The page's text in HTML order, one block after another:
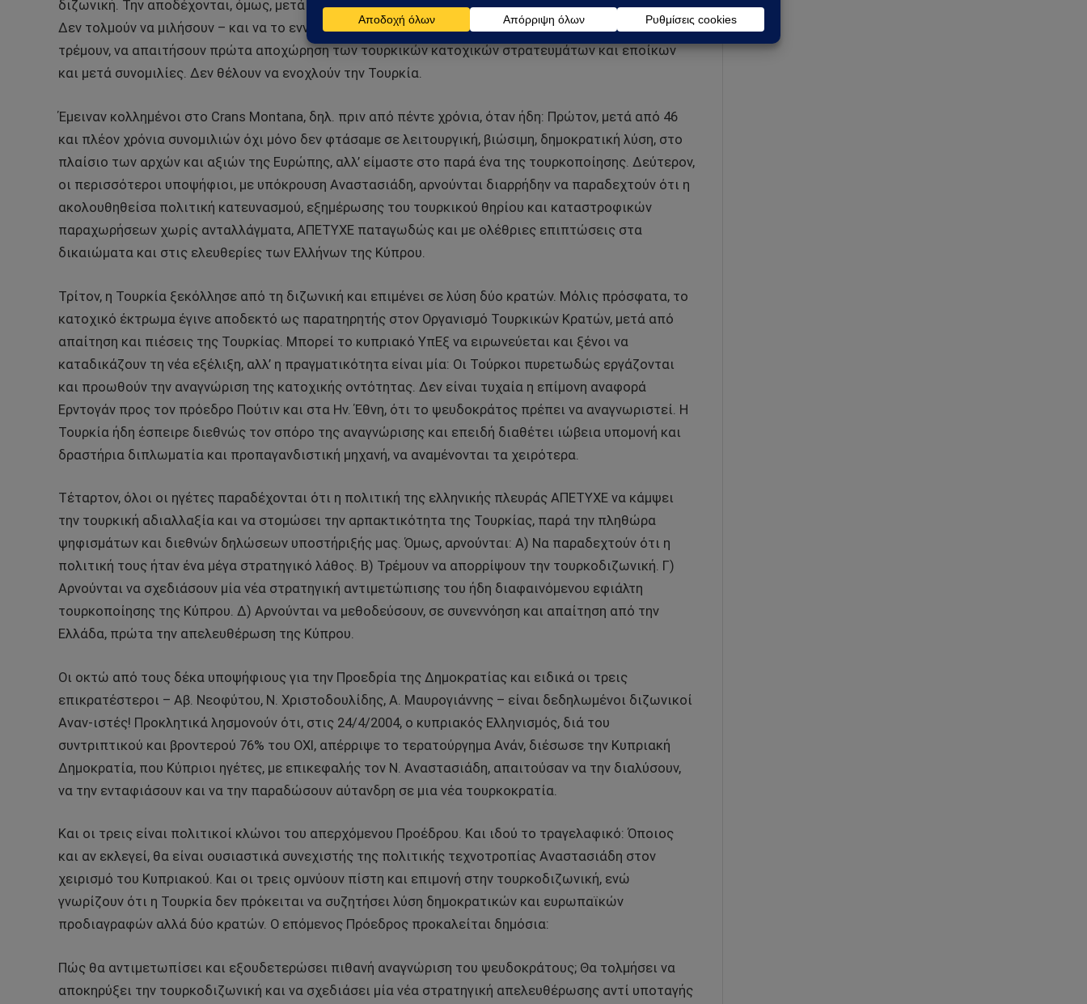
διζωνική. Την αποδέχονται, όμως, μετά πολλών επαίνων και βαΐων, οι δικοί μας σπιθαμιαίοι ηγέτες!
Δεν τολμούν να μιλήσουν – και να το εννοούν! – για απελευθέρωση πρώτα, και μετά λύση. Αρνούνται,
τρέμουν, να απαιτήσουν πρώτα αποχώρηση των τουρκικών κατοχικών στρατευμάτων και εποίκων
και μετά συνομιλίες. Δεν θέλουν να ενοχλούν την Τουρκία.
Έμειναν κολλημένοι στο Crans Montana, δηλ. πριν από πέντε χρόνια, όταν ήδη: Πρώτον, μετά από 46
και πλέον χρόνια συνομιλιών όχι μόνο δεν φτάσαμε σε λειτουργική, βιώσιμη, δημοκρατική λύση, στο
πλαίσιο των αρχών και αξιών της Ευρώπης, αλλ’ είμαστε στο παρά ένα της τουρκοποίησης. Δεύτερον,
οι περισσότεροι υποψήφιοι, με υπόκρουση Αναστασιάδη, αρνούνται διαρρήδην να παραδεχτούν ότι η
ακολουθηθείσα πολιτική κατευνασμού, εξημέρωσης του τουρκικού θηρίου και καταστροφικών
παραχωρήσεων χωρίς ανταλλάγματα, ΑΠΕΤΥΧΕ παταγωδώς και με ολέθριες επιπτώσεις στα
δικαιώματα και στις ελευθερίες των Ελλήνων της Κύπρου.
Τρίτον, η Τουρκία ξεκόλλησε από τη διζωνική και επιμένει σε λύση δύο κρατών. Μόλις πρόσφατα, το
κατοχικό έκτρωμα έγινε αποδεκτό ως παρατηρητής στον Οργανισμό Τουρκικών Κρατών, μετά από
απαίτηση και πιέσεις της Τουρκίας. Μπορεί το κυπριακό ΥπΕξ να ειρωνεύεται και ξένοι να
καταδικάζουν τη νέα εξέλιξη, αλλ’ η πραγματικότητα είναι μία: Οι Τούρκοι πυρετωδώς εργάζονται
και προωθούν την αναγνώριση της κατοχικής οντότητας. Δεν είναι τυχαία η επίμονη αναφορά
Ερντογάν προς τον πρόεδρο Πούτιν και στα Ην. Έθνη, ότι το ψευδοκράτος πρέπει να αναγνωριστεί. Η
Τουρκία ήδη έσπειρε διεθνώς τον σπόρο της αναγνώρισης και επειδή διαθέτει ιώβεια υπομονή και
δραστήρια διπλωματία και προπαγανδιστική μηχανή, να αναμένονται τα χειρότερα.
Τέταρτον, όλοι οι ηγέτες παραδέχονται ότι η πολιτική της ελληνικής πλευράς ΑΠΕΤΥΧΕ να κάμψει
την τουρκική αδιαλλαξία και να στομώσει την αρπακτικότητα της Τουρκίας, παρά την πληθώρα
ψηφισμάτων και διεθνών δηλώσεων υποστήριξής μας. Όμως, αρνούνται: Α) Να παραδεχτούν ότι η
πολιτική τους ήταν ένα μέγα στρατηγικό λάθος. Β) Τρέμουν να απορρίψουν την τουρκοδιζωνική. Γ)
Αρνούνται να σχεδιάσουν μία νέα στρατηγική αντιμετώπισης του ήδη διαφαινόμενου εφιάλτη
τουρκοποίησης της Κύπρου. Δ) Αρνούνται να μεθοδεύσουν, σε συνεννόηση και απαίτηση από την
Ελλάδα, πρώτα την απελευθέρωση της Κύπρου.
Οι οκτώ από τους δέκα υποψήφιους για την Προεδρία της Δημοκρατίας και ειδικά οι τρεις
επικρατέστεροι – Αβ. Νεοφύτου, Ν. Χριστοδουλίδης, Α. Μαυρογιάννης – είναι δεδηλωμένοι διζωνικοί
Αναν-ιστές! Προκλητικά λησμονούν ότι, στις 24/4/2004, ο κυπριακός Ελληνισμός, διά του
συντριπτικού και βροντερού 76% του ΟΧΙ, απέρριψε το τερατούργημα Ανάν, διέσωσε την Κυπριακή
Δημοκρατία, που Κύπριοι ηγέτες, με επικεφαλής τον Ν. Αναστασιάδη, απαιτούσαν να την διαλύσουν,
να την ενταφιάσουν και να την παραδώσουν αύτανδρη σε μια νέα τουρκοκρατία.
Και οι τρεις είναι πολιτικοί κλώνοι του απερχόμενου Προέδρου. Και ιδού το τραγελαφικό: Όποιος
και αν εκλεγεί, θα είναι ουσιαστικά συνεχιστής της πολιτικής τεχνοτροπίας Αναστασιάδη στον
χειρισμό του Κυπριακού. Και οι τρεις ομνύουν πίστη και επιμονή στην τουρκοδιζωνική, ενώ
γνωρίζουν ότι η Τουρκία δεν πρόκειται να συζητήσει λύση δημοκρατικών και ευρωπαϊκών
προδιαγραφών αλλά δύο κρατών. Ο επόμενος Πρόεδρος προκαλείται δημόσια:
Πώς θα αντιμετωπίσει και εξουδετερώσει πιθανή αναγνώριση του ψευδοκράτους; Θα τολμήσει να
αποκηρύξει την τουρκοδιζωνική και να σχεδιάσει μία νέα στρατηγική απελευθέρωσης αντί υποταγής